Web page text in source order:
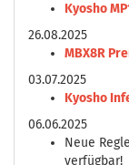
Kyosho
26.08.2025
MBX8R
03.07.2025
Kyosho
06.06.2025
Neue
verfügbar!